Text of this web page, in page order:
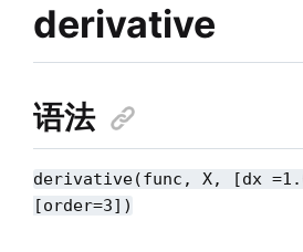
derivative
语法
derivative(func, X, [dx
[order=3])